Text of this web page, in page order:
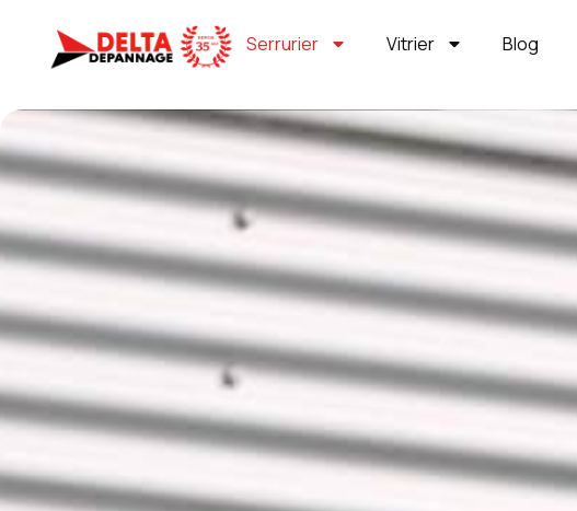
Serrurier Vitrier Blog